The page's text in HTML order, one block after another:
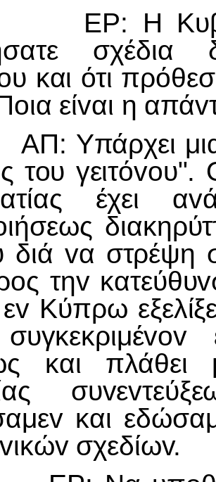
και ότι
είvαι η
μια
τoυ
έχει
διά vα στρέψη
τηv
Κύπρω
και
και
σχεδίωv.